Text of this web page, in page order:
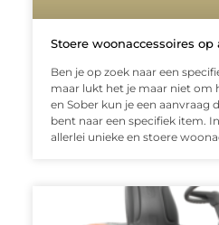
Stoere woonaccessoires op
Ben je op zoek naar een
maar lukt het je maar niet om
en Sober kun je een aanvraag
bent naar een specifiek item.
allerlei unieke en stoere